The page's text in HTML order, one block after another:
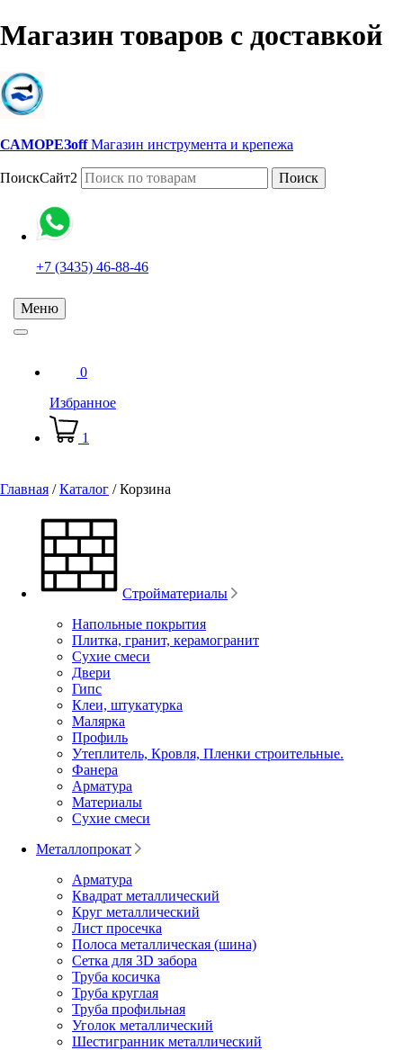
Магазин товаров с доставкой
САМОРЕЗoff Магазин инструмента и крепежа
ПоискСайт2 Поиск
+7 (3435) 46-88-46
Меню
0
Избранное
1
Главная /Каталог /Корзина
Стройматериалы
Напольные покрытия
Плитка, гранит, керамогранит
Сухие смеси
Двери
Гипс
Клеи, штукатурка
Малярка
Профиль
Утеплитель, Кровля, Пленки строительные.
Фанера
Арматура
Материалы
Сухие смеси
Металлопрокат
Арматура
Квадрат металлический
Круг металлический
Лист просечка
Полоса металлическая (шина)
Сетка для 3D забора
Труба косичка
Труба круглая
Труба профильная
Уголок металлический
Шестигранник металлический